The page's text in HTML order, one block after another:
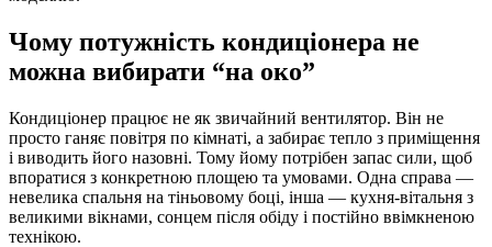
Чому потужність кондиціонера не
можна вибирати “на око”
Кондиціонер працює не як звичайний вентилятор. Він не
просто ганяє повітря по кімнаті, а забирає тепло з приміщення
і виводить його назовні. Тому йому потрібен запас сили, щоб
впоратися з конкретною площею та умовами. Одна справа —
невелика спальня на тіньовому боці, інша — кухня-вітальня з
великими вікнами, сонцем після обіду і постійно ввімкненою
технікою.